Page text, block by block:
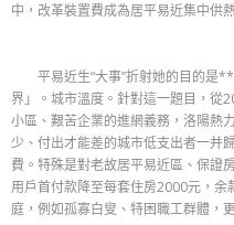
中，改革裝置費成為居平易近集中供
平易近生“大事”折射她的目的是**
界」。城市溫度。針對這一題目，從
小區、艱苦企業的進網義務，洛陽熱
少、付出才能差的城市低支出者一并
費。特殊是對老故居平易近區、保證
用戶首付款降至每套住房2000元，
庭，例如孤寡白叟、特困職工群體，